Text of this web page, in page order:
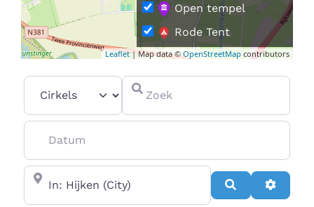
Leaflet| Map data © OpenStreetMapcontributors
Open tempel
Rode Tent
Vrouwencirkel
Zoek
In de buurt van
Search